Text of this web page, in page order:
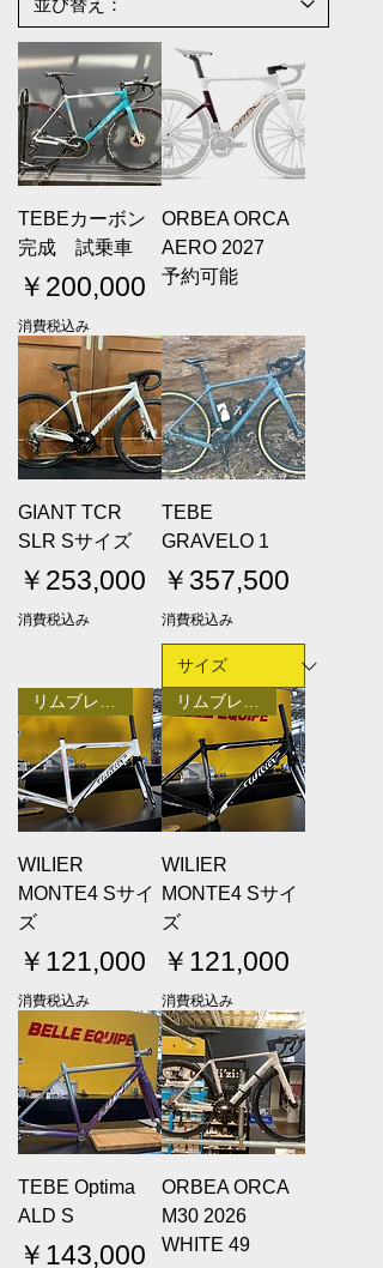
TEBEカーボン
完成 試乗車
価格
￥200,000
消費税込み
ORBEA ORCA
AERO 2027
予約可能
GIANT TCR
SLR Sサイズ
価格
￥253,000
消費税込み
TEBE
GRAVELO 1
価格
￥357,500
消費税込み
WILIER
MONTE4 Sサイ
ズ
価格
￥121,000
消費税込み
WILIER
MONTE4 Sサイ
ズ
価格
￥121,000
消費税込み
TEBE Optima
ALD S
価格
￥143,000
ORBEA ORCA
M30 2026
WHITE 49